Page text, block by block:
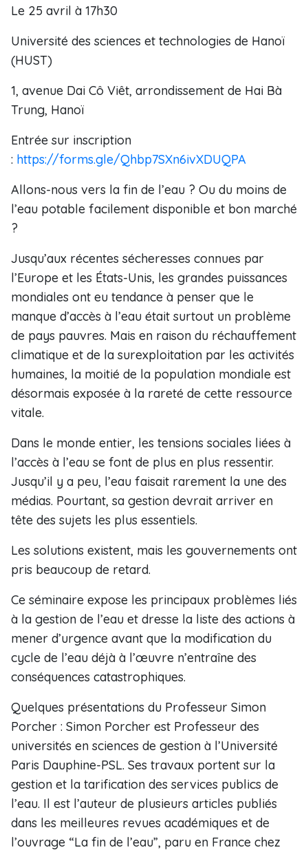
Le 25 avril à 17h30
Université des sciences et technologies de Hanoï
(HUST)
1, avenue Dai Cô Viêt, arrondissement de Hai Bà
Trung, Hanoï
Entrée sur inscription
: https://forms.gle/Qhbp7SXn6ivXDUQPA
Allons-nous vers la fin de l’eau ? Ou du moins de
l’eau potable facilement disponible et bon marché
?
Jusqu’aux récentes sécheresses connues par
l’Europe et les États-Unis, les grandes puissances
mondiales ont eu tendance à penser que le
manque d’accès à l’eau était surtout un problème
de pays pauvres. Mais en raison du réchauffement
climatique et de la surexploitation par les activités
humaines, la moitié de la population mondiale est
désormais exposée à la rareté de cette ressource
vitale.
Dans le monde entier, les tensions sociales liées à
l’accès à l’eau se font de plus en plus ressentir.
Jusqu’il y a peu, l’eau faisait rarement la une des
médias. Pourtant, sa gestion devrait arriver en
tête des sujets les plus essentiels.
Les solutions existent, mais les gouvernements ont
pris beaucoup de retard.
Ce séminaire expose les principaux problèmes liés
à la gestion de l’eau et dresse la liste des actions à
mener d’urgence avant que la modification du
cycle de l’eau déjà à l’œuvre n’entraîne des
conséquences catastrophiques.
Quelques présentations du Professeur Simon
Porcher : Simon Porcher est Professeur des
universités en sciences de gestion à l’Université
Paris Dauphine-PSL. Ses travaux portent sur la
gestion et la tarification des services publics de
l’eau. Il est l’auteur de plusieurs articles publiés
dans les meilleures revues académiques et de
l’ouvrage “La fin de l’eau”, paru en France chez